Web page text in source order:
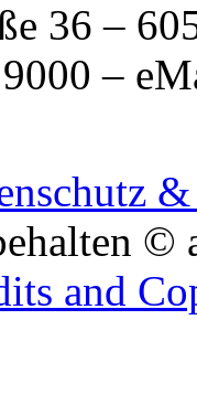
36 –
–
©
and